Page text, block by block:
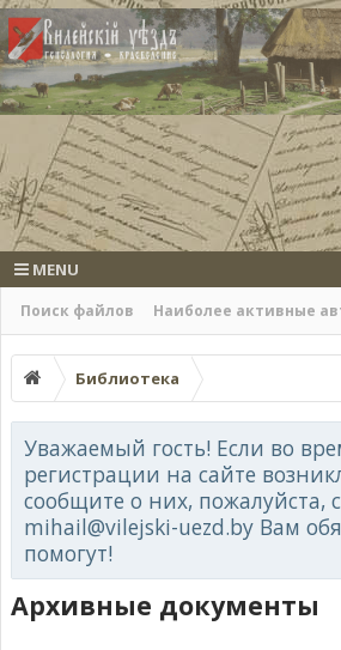
Поиск файлов Наиболее активные
MENU
Библиотека
Уважаемый гость! Если во
регистрации на сайте
сообщите о них, пожалуйста,
mihail@vilejski-uezd.by Вам
помогут!
Архивные документы